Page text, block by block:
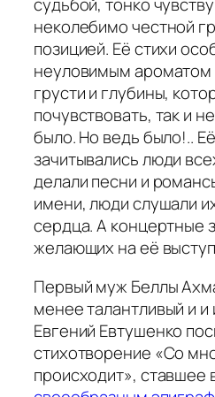
неколебимо честной
позицией. Её стихи
неуловимым ароматом
грусти и глубины,
почувствовать, так и
было. Но ведь было!..
зачитывались люди
делали песни и
имени, люди слушали
сердца. А концертные
желающих на её
Первый муж Беллы
менее талантливый и и
Евгений Евтушенко
стихотворение «Со
происходит», ставшее